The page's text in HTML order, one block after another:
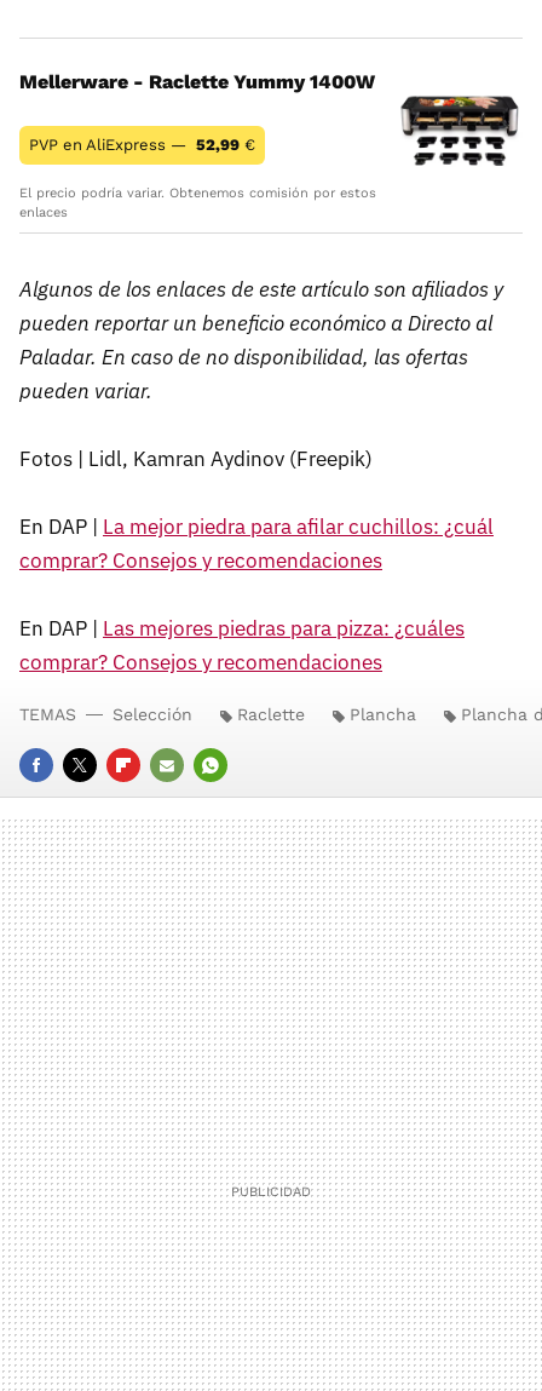
Mellerware - Raclette Yummy 1400W
PVP en AliExpress — 52,99 €
El precio podría variar. Obtenemos comisión por estos
enlaces
Algunos de los enlaces de este artículo son afiliados y
pueden reportar un beneficio económico a Directo al
Paladar. En caso de no disponibilidad, las ofertas
pueden variar.
Fotos | Lidl, Kamran Aydinov (Freepik)
En DAP | La mejor piedra para afilar cuchillos: ¿cuál
comprar? Consejos y recomendaciones
En DAP | Las mejores piedras para pizza: ¿cuáles
comprar? Consejos y recomendaciones
FACEBOOK
TWITTERFLIPBOARD
E-
MAIL
WHATSAPP
TEMAS Selección Raclette Plancha Plancha